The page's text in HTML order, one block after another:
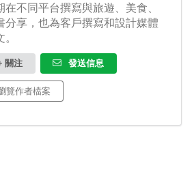
在不同平台撰寫與旅遊、美食、
分享，也為客戶撰寫和設計媒體
關注 發送信息
覽作者檔案